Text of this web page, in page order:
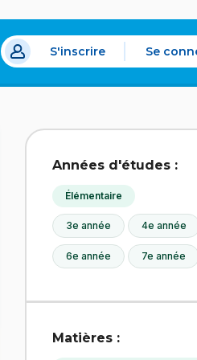
onglet.
S'inscrire Se
Années d'études :
Élémentaire
3e année 4e année
6e année 7e année
Matières :